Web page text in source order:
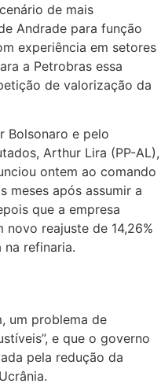
de mais
Andrade para função
experiência em setores
a Petrobras essa
de valorização da
Bolsonaro e pelo
Arthur Lira (PP-AL),
ontem ao comando
meses após assumir a
que a empresa
novo reajuste de 14,26%
na refinaria.
um problema de
e que o governo
pela redução da